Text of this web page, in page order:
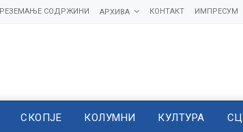
ИМПРЕСУМ
КОНТАКТ
АРХИВА
СОДРЖИНИ
СКОПЈЕ КОЛУМНИ КУЛТУРА